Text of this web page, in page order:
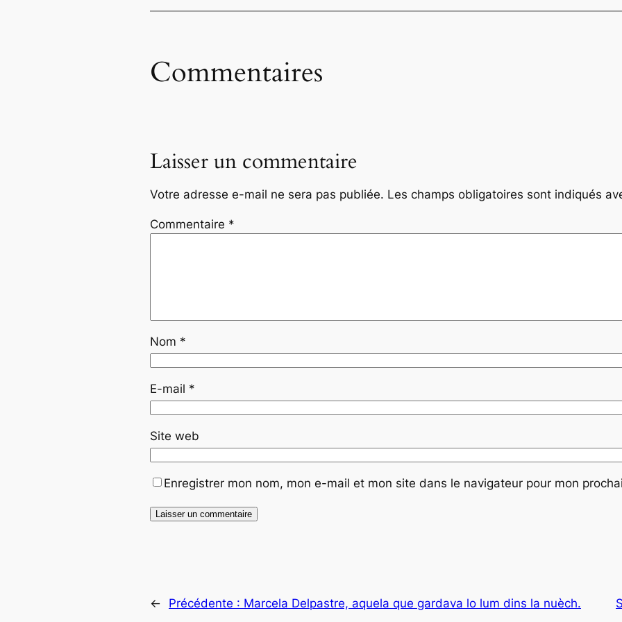
Commentaires
Laisser un commentaire
Votre adresse e-mail ne sera pas publiée. Les champs obligatoires sont indiqués
Commentaire *
Nom *
E-mail *
Site web
Enregistrer mon nom, mon e-mail et mon site dans le navigateur pour mon
← Précédente : Marcela Delpastre, aquela que gardava lo lum dins la nuèch.